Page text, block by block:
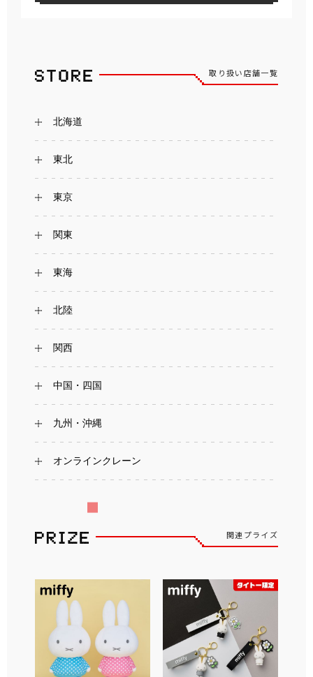
取り扱い店舗一覧
北海道
東北
東京
関東
東海
北陸
関西
中国・四国
九州・沖縄
オンラインクレーン
関連プライズ